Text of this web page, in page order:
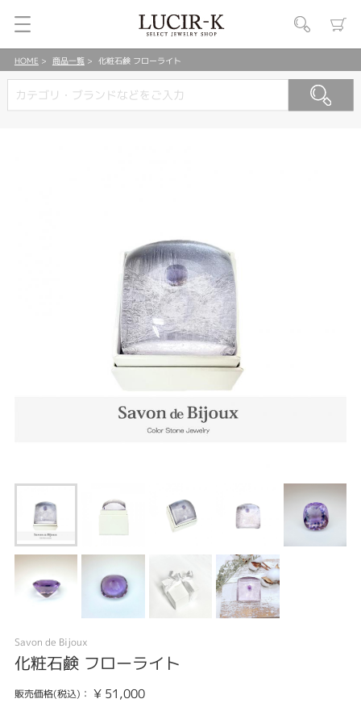
HOME 商品一覧 化粧石鹸 フローライト
Savon de Bijoux
化粧石鹸 フローライト
販売価格(税込)： ¥ 51,000